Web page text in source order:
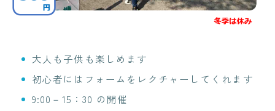
大人も子供も楽しめます
初心者にはフォームをレクチャーしてくれます
9:00－15：30 の開催